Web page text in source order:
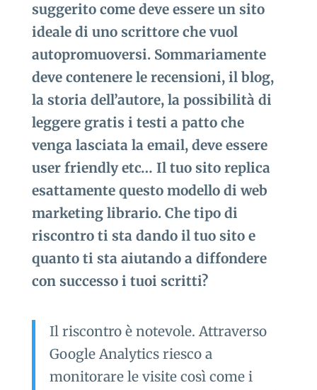
suggerito come deve essere un sito
ideale di uno scrittore che vuol
autopromuoversi. Sommariamente
deve contenere le recensioni, il blog,
la storia dell’autore, la possibilità di
leggere gratis i testi a patto che
venga lasciata la email, deve essere
user friendly etc… Il tuo sito replica
esattamente questo modello di web
marketing librario. Che tipo di
riscontro ti sta dando il tuo sito e
quanto ti sta aiutando a diffondere
con successo i tuoi scritti?
Il riscontro è notevole. Attraverso
Google Analytics riesco a
monitorare le visite così come i